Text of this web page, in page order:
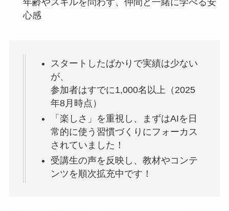
年齢やスキルを問わず、仲間と一緒に学べる安
心感
スタートしたばかりで実績は少ない
が、
参加者はすでに1,000名以上（2025
年8月時点）
「楽しさ」を重視し、まずはAIを日
常的に使う習慣づくりにフォーカス
されていました！
受講生の声を反映し、教材やコンテ
ンツを順次拡充中です！